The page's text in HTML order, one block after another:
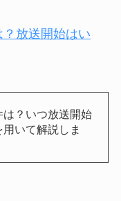
放送開始はい
は？いつ放送開始
いて解説しま